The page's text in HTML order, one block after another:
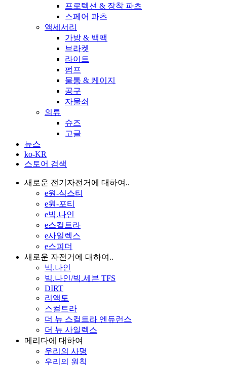
프로텍션 & 장착 파츠
스페어 파츠
액세서리
가방 & 백팩
브라켓
라이트
펌프
물통 & 케이지
공구
자물쇠
의류
슈즈
고글
뉴스
ko-KR
스토어 검색
새로운 전기자전거에 대하여..
e원-식스티
e원-포티
e빅.나인
e스컬트라
e사일렉스
e스피더
새로운 자전거에 대하여..
빅.나인
빅.나인/빅.세븐 TFS
DIRT
리액토
스컬트라
더 뉴 스컬트라 엔듀런스
더 뉴 사일렉스
메리다에 대하여
우리의 사명
우리의 원칙